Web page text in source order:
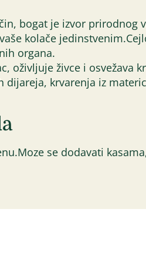
bogat je izvor
kolače
organa.
oživljuje živce i osvežava
dijareja, krvarenja iz
se dodavati